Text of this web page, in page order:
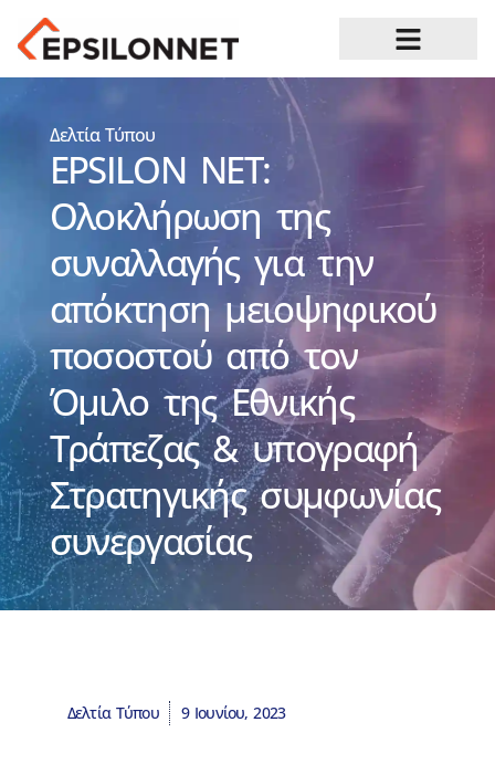
Δελτία Τύπου
EPSILON NET:
Ολοκλήρωση της
συναλλαγής για την
απόκτηση μειοψηφικού
ποσοστού από τον
Όμιλο της Εθνικής
Τράπεζας & υπογραφή
Στρατηγικής συμφωνίας
συνεργασίας
Δελτία Τύπου 9 Ιουνίου, 2023